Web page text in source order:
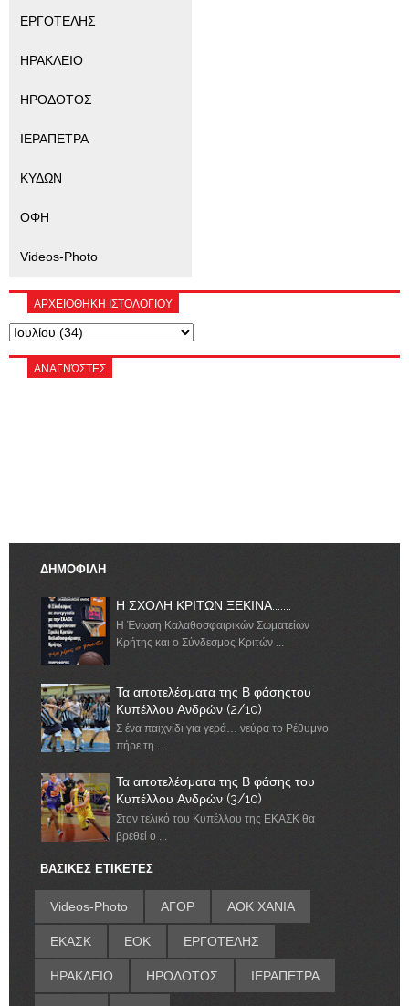
ΕΡΓΟΤΕΛΗΣ
ΗΡΑΚΛΕΙΟ
ΗΡΟΔΟΤΟΣ
ΙΕΡΑΠΕΤΡΑ
ΚΥΔΩΝ
ΟΦΗ
Videos-Photo
ΑΡΧΕΙΟΘΗΚΗ ΙΣΤΟΛΟΓΙΟΥ
ΑΝΑΓΝΏΣΤΕΣ
ΔΗΜΟΦΙΛΗ
Η ΣΧΟΛΗ ΚΡΙΤΩΝ ΞΕΚΙΝΑ.......
Η Ένωση Καλαθοσφαιρικών Σωματείων
Κρήτης και ο Σύνδεσμος Κριτών ...
Τα αποτελέσματα της Β φάσηςτου
Κυπέλλου Ανδρών (2/10)
Σ ένα παιχνίδι για γερά… νεύρα το Ρέθυμνο
πήρε τη ...
Τα αποτελέσματα της Β φάσης του
Κυπέλλου Ανδρών (3/10)
Στον τελικό του Κυπέλλου της ΕΚΑΣΚ θα
βρεθεί ο ...
ΒΑΣΙΚΕΣ ΕΤΙΚΕΤΕΣ
Videos-Photo ΑΓΟΡ ΑΟΚ ΧΑΝΙΑ
ΕΚΑΣΚ ΕΟΚ ΕΡΓΟΤΕΛΗΣ
ΗΡΑΚΛΕΙΟ ΗΡΟΔΟΤΟΣ ΙΕΡΑΠΕΤΡΑ